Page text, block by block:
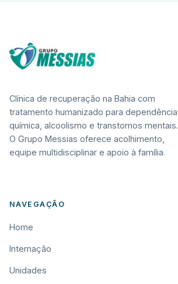
Clínica de recuperação na Bahia com
tratamento humanizado para dependência
química, alcoolismo e transtornos mentais.
O Grupo Messias oferece acolhimento,
equipe multidisciplinar e apoio à família.
NAVEGAÇÃO
Home
Internação
Unidades